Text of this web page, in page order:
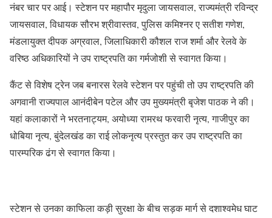
नंबर चार पर आई। स्टेशन पर महापौर मृदुला जायसवाल, राज्यमंत्री रविन्द्र
जायसवाल, विधायक सौरभ श्रीवास्तव, पुलिस कमिश्नर ए सतीश गणेश,
मंडलायुक्त दीपक अग्रवाल, जिलाधिकारी कौशल राज शर्मा और रेलवे के
वरिष्ठ अधिकारियों ने उप राष्ट्रपति का गर्मजोशी से स्वागत किया।
कैंट से विशेष ट्रेन जब बनारस रेलवे स्टेशन पर पहुंची तो उप राष्ट्रपति की
अगवानी राज्यपाल आनंदीबेन पटेल और उप मुख्यमंत्री बृजेश पाठक ने की।
यहां कलाकारों ने भरतनाट्यम, अयोध्या रामरथ फरवारी नृत्य, गाजीपुर का
धोबिया नृत्य, बुंदेलखंड का राई लोकनृत्य प्रस्तुत कर उप राष्ट्रपति का
पारम्परिक ढंग से स्वागत किया।
स्टेशन से उनका काफिला कड़ी सुरक्षा के बीच सड़क मार्ग से दशाश्वमेध घाट